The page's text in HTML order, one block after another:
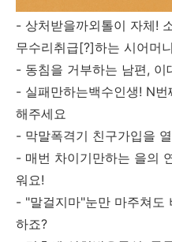
- 상처받을까외톨이 자체!
무수리취급[?]하는 시어머
- 동침을 거부하는 남편, 이
- 실패만하는백수인생! N
해주세요
- 막말폭격기 친구가입을
- 매번 차이기만하는 을의
워요!
- "말걸지마"눈만 마주쳐도
하죠?